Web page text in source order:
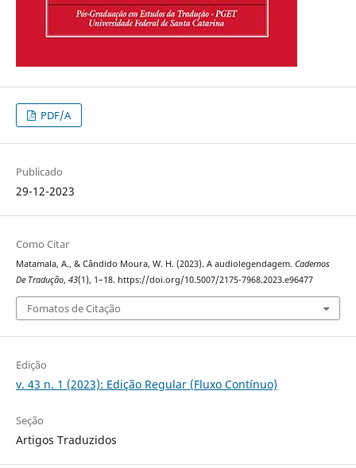
PDF/A
Publicado
29-12-2023
Como Citar
Matamala, A., & Cândido Moura, W. H. (2023). A audiolegendagem. Cadernos
De Tradução, 43(1), 1–18. https://doi.org/10.5007/2175-7968.2023.e96477
Fomatos de Citação
Edição
v. 43 n. 1 (2023): Edição Regular (Fluxo Contínuo)
Seção
Artigos Traduzidos